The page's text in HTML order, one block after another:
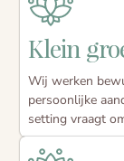
Klein
Wij werken
persoonlijke
setting vraagt